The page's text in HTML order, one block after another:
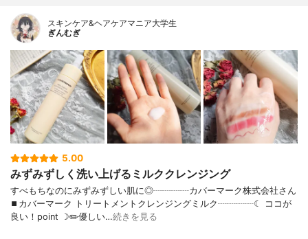
スキンケア&ヘアケアマニア大学生
ぎんむぎ
5.00
みずみずしく洗い上げるミルククレンジング
すべもちなのにみずみずしい肌に◎┈┈┈┈カバーマーク株式会社さん
⏹カバーマーク トリートメントクレンジングミルク┈┈┈┈☾ ココが
良い！point ☽✏️優しい…続きを見る